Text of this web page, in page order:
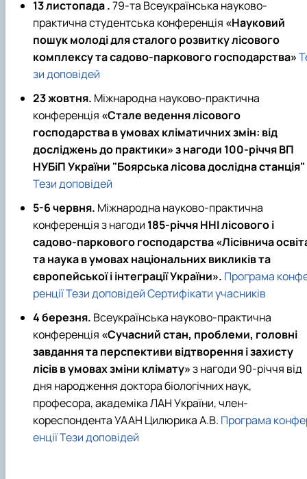
13 листопада .79-та Всеукраїнська науково-
практична студентська конференція «Науковий
пошук молоді для сталого розвитку лісового
комплексу та садово-паркового господарства»
зи доповідей
23 жовтня. Міжнародна науково-практична
конференція «Стале ведення лісового
господарства в умовах кліматичних змін: від
досліджень до практики» з нагоди 100-річчя ВП
НУБіП України "Боярська лісова дослідна станція"
Тези доповідей
5-6 червня. Міжнародна науково-практична
конференція з нагоди 185-річчя ННІ лісового і
садово-паркового господарства «Лісівнича
та наука в умовах національних викликів та
європейської і інтеграції України». Програма
ренціїТези доповідейСертифікати учасників
4 березня. Всеукраїнська науково-практична
конференція «Сучасний стан, проблеми, головні
завдання та перспективи відтворення і захисту
лісів в умовах зміни клімату»з нагоди 90-річчя від
дня народження доктора біологічних наук,
професора, академіка ЛАН України, член-
кореспондента УААН Цилюрика А.В. Програма
енціїТези доповідей